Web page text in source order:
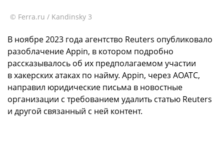
© Ferra.ru / Kandinsky 3
В ноябре 2023 года агентство Reuters опубликовало
разоблачение Appin, в котором подробно
рассказывалось об их предполагаемом участии
в хакерских атаках по найму. Appin, через AOATC,
направил юридические письма в новостные
организации с требованием удалить статью Reuters
и другой связанный с ней контент.